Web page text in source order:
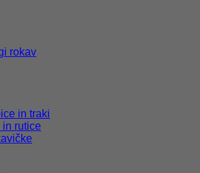
rokav
in traki
in rutice